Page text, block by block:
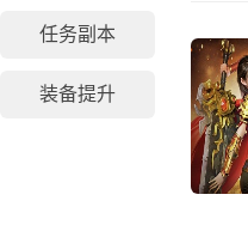
任务副本
装备提升